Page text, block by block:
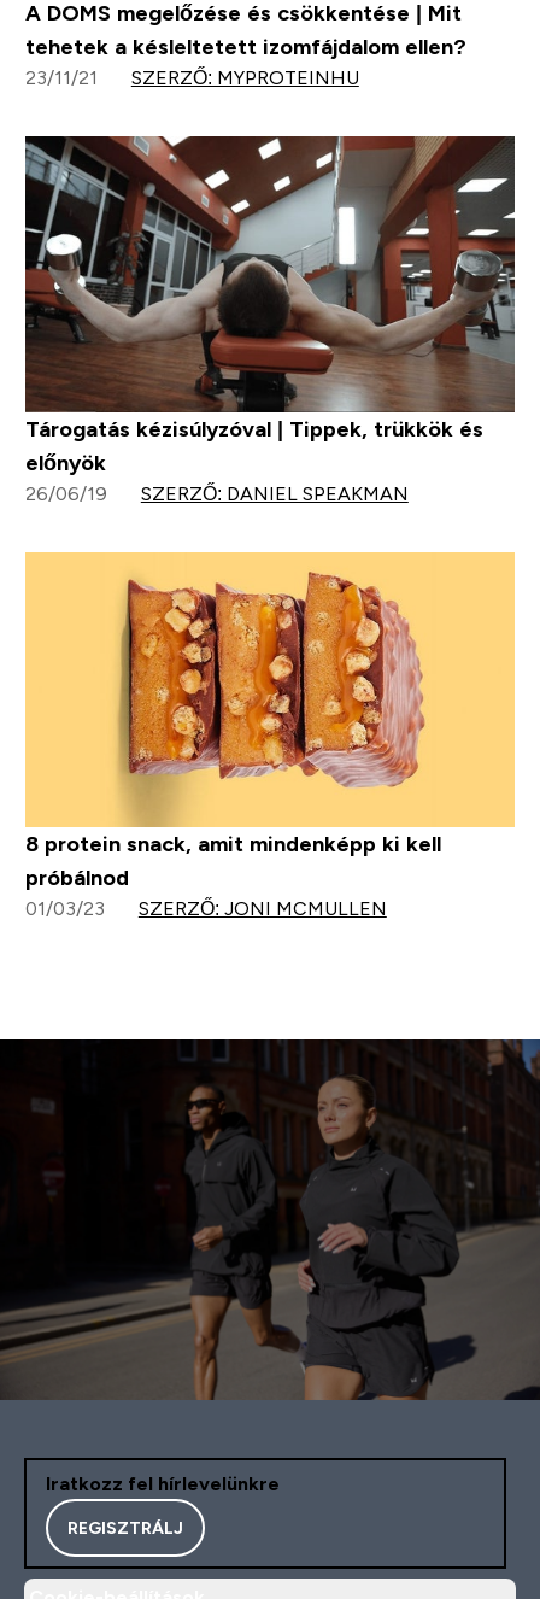
A DOMS megelőzése és csökkentése | Mit
tehetek a késleltetett izomfájdalom ellen?
23/11/21 SZERZŐ: MYPROTEINHU
Tárogatás kézisúlyzóval | Tippek, trükkök és
előnyök
26/06/19 SZERZŐ: DANIEL SPEAKMAN
8 protein snack, amit mindenképp ki kell
próbálnod
01/03/23 SZERZŐ: JONI MCMULLEN
Iratkozz fel hírlevelünkre
REGISZTRÁLJ